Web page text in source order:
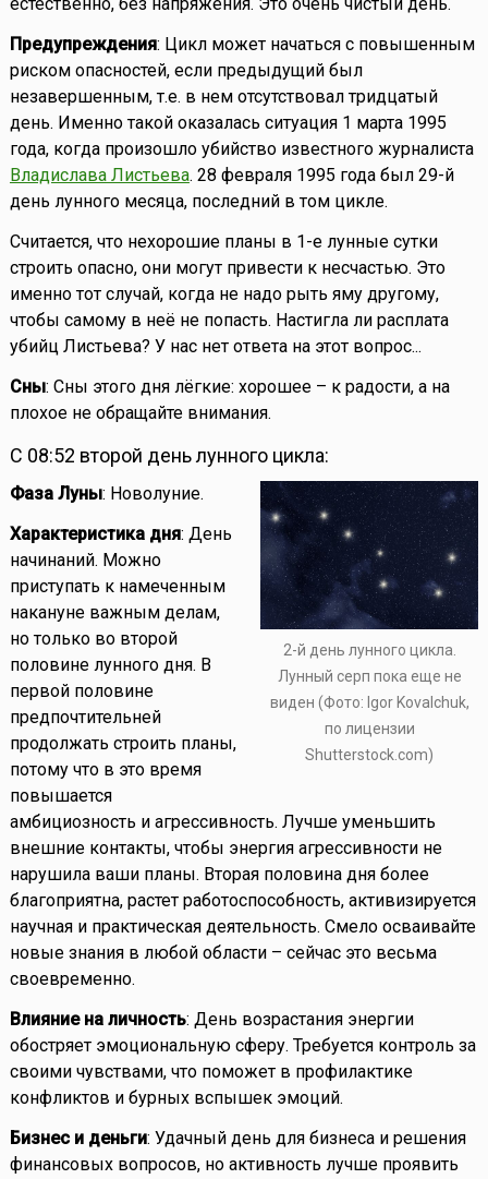
Предупреждения: Цикл может начаться с повышенным
риском опасностей, если предыдущий был
незавершенным, т.е. в нем отсутствовал тридцатый
день. Именно такой оказалась ситуация 1 марта 1995
года, когда произошло убийство известного журналиста
Владислава Листьева. 28 февраля 1995 года был 29-й
день лунного месяца, последний в том цикле.
Считается, что нехорошие планы в 1-е лунные сутки
строить опасно, они могут привести к несчастью. Это
именно тот случай, когда не надо рыть яму другому,
чтобы самому в неё не попасть. Настигла ли расплата
убийц Листьева? У нас нет ответа на этот вопрос...
Сны: Сны этого дня лёгкие: хорошее – к радости, а на
плохое не обращайте внимания.
С 08:52 второй день лунного цикла:
2-й день лунного цикла.
Лунный серп пока еще не
виден (Фото: Igor Kovalchuk,
по лицензии
Shutterstock.com)
Фаза Луны: Новолуние.
Характеристика дня: День
начинаний. Можно
приступать к намеченным
накануне важным делам,
но только во второй
половине лунного дня. В
первой половине
предпочтительней
продолжать строить планы,
потому что в это время
повышается
амбициозность и агрессивность. Лучше уменьшить
внешние контакты, чтобы энергия агрессивности не
нарушила ваши планы. Вторая половина дня более
благоприятна, растет работоспособность, активизируется
научная и практическая деятельность. Смело осваивайте
новые знания в любой области – сейчас это весьма
своевременно.
Влияние на личность: День возрастания энергии
обостряет эмоциональную сферу. Требуется контроль за
своими чувствами, что поможет в профилактике
конфликтов и бурных вспышек эмоций.
Бизнес и деньги: Удачный день для бизнеса и решения
финансовых вопросов, но активность лучше проявить